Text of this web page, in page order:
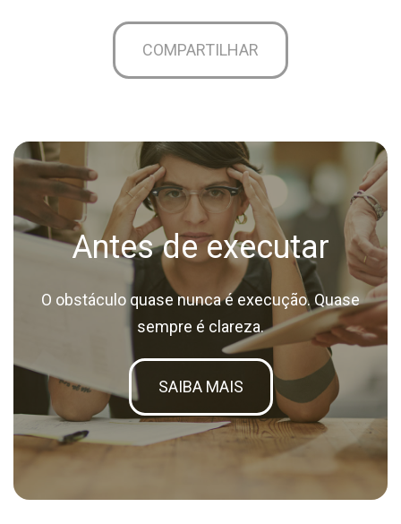
COMPARTILHAR
Antes de executar
O obstáculo quase nunca é execução. Quase
sempre é clareza.
SAIBA MAIS